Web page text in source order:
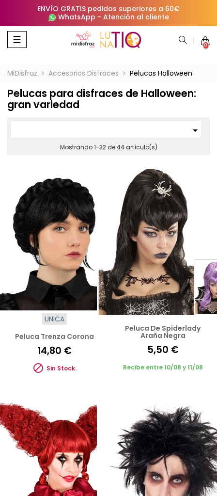
ENVÍO GRATIS pedidos superiores a 60€
WhatsApp - Atención al cliente
Navegación
de
☰ 0
MiDisfraz Accesorios Disfraces Pelucas Halloween
Pelucas para disfraces de Halloween:
gran variedad

Mostrando 1-32 de 44 artículo(s)
UNICA
Peluca Trenza Corona
14,80 €
 Sin Stock.
Peluca De Spiderlady
Araña Negra
5,50 €
Recibe entre 10/08 y 11/08